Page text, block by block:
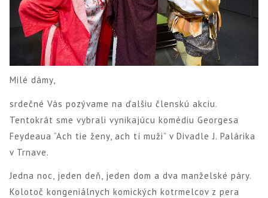
Milé dámy,
srdečné Vás pozývame na ďalšiu členskú akciu.
Tentokrát sme vybrali vynikajúcu komédiu Georgesa
Feydeaua “Ach tie ženy, ach tí muži” v Divadle J. Palárika
v Trnave.
Jedna noc, jeden deň, jeden dom a dva manželské páry.
Kolotoč kongeniálnych komických kotrmelcov z pera